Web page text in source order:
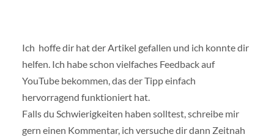
Ich hoffe dir hat der Artikel gefallen und ich konnte dir
helfen. Ich habe schon vielfaches Feedback auf
YouTube bekommen, das der Tipp einfach
hervorragend funktioniert hat.
Falls du Schwierigkeiten haben solltest, schreibe mir
gern einen Kommentar, ich versuche dir dann Zeitnah